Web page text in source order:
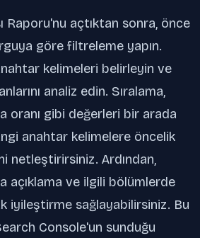
Raporu'nu açtıktan sonra, önce
göre filtreleme yapın.
kelimeleri belirleyin ve
analiz edin. Sıralama,
oranı gibi değerleri bir arada
anahtar kelimelere öncelik
netleştirirsiniz. Ardından,
açıklama ve ilgili bölümlerde
iyileştirme sağlayabilirsiniz. Bu
Console'un sunduğu